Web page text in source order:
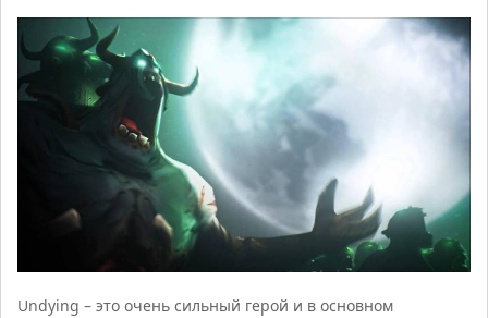
Undying – это очень сильный герой и в основном